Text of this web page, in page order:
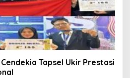
Tapsel Ukir Prestasi